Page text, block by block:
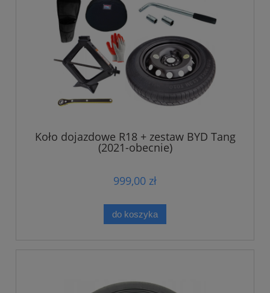
Koło dojazdowe R18 + zestaw BYD Tang
(2021-obecnie)
999,00 zł
do koszyka